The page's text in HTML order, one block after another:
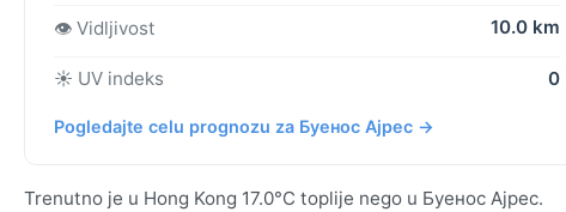
👁️ Vidljivost 10.0 km
☀️ UV indeks 0
Pogledajte celu prognozu za Буенос Ајрес →
Trenutno je u Hong Kong 17.0°C toplije nego u Буенос Ајрес.